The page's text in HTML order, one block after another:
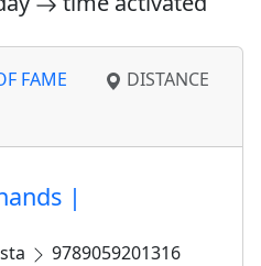
FAME
DISTANCE
|
9789059201316